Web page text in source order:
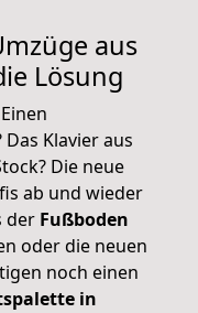
aus
Lösung
Das Klavier aus
Die neue
ab und wieder
der Fußboden
oder die neuen
noch einen
in